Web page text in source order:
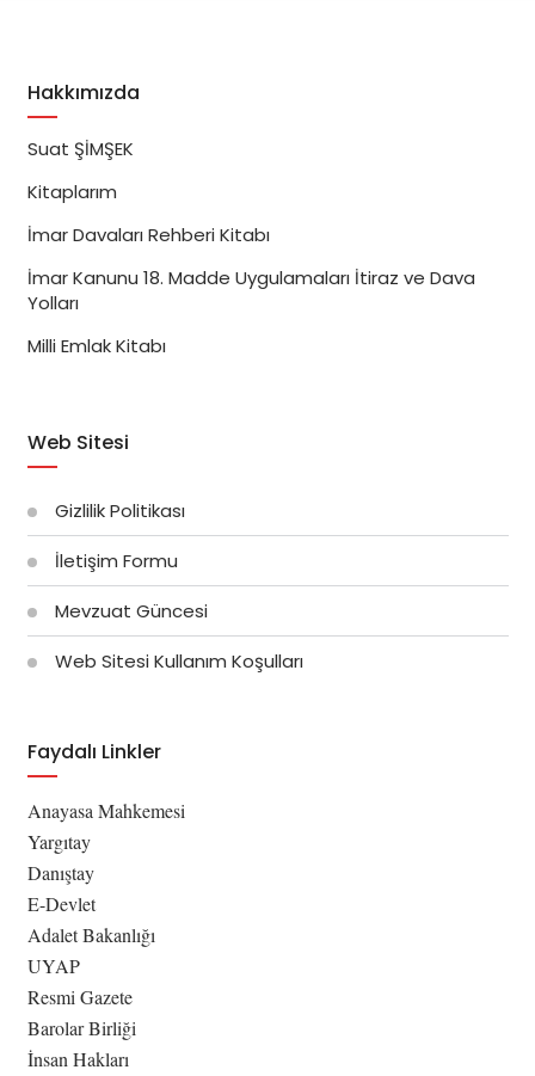
Hakkımızda
Suat ŞİMŞEK
Kitaplarım
İmar Davaları Rehberi Kitabı
İmar Kanunu 18. Madde Uygulamaları İtiraz ve Dava
Yolları
Milli Emlak Kitabı
Web Sitesi
Gizlilik Politikası
İletişim Formu
Mevzuat Güncesi
Web Sitesi Kullanım Koşulları
Faydalı Linkler
Anayasa Mahkemesi
Yargıtay
Danıştay
E-Devlet
Adalet Bakanlığı
UYAP
Resmi Gazete
Barolar Birliği
İnsan Hakları